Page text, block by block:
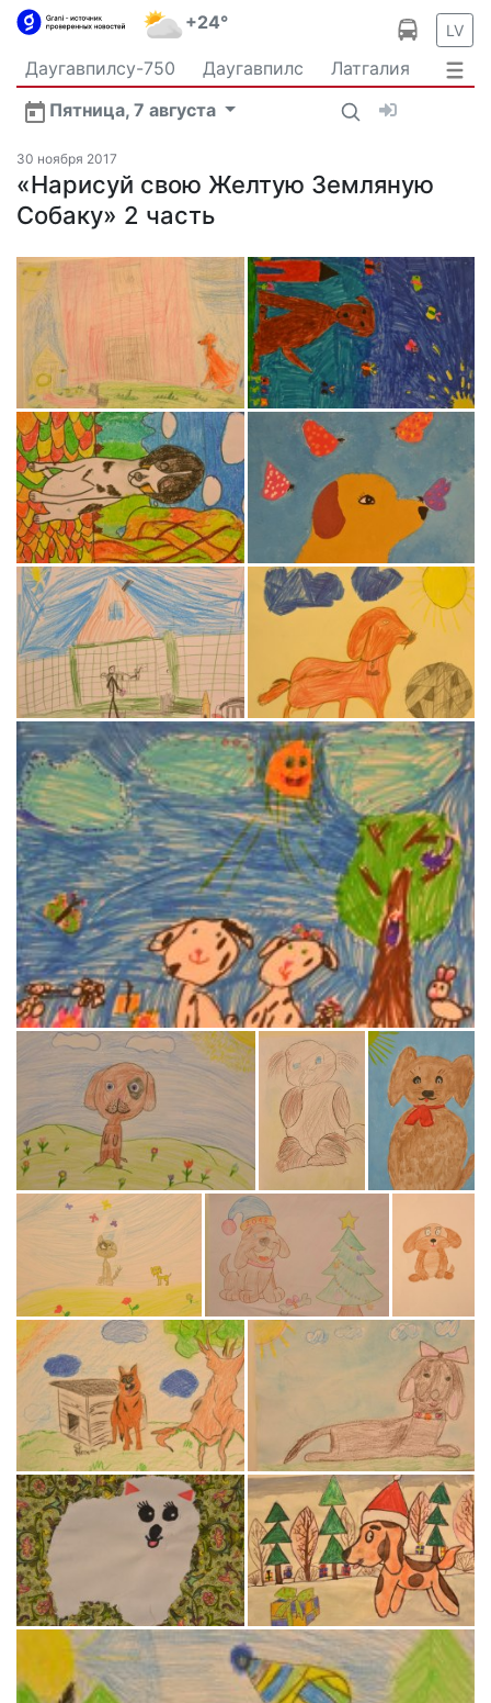
+24° LV
Даугавпилсу-750 Даугавпилс
Латгалия
Латвия
Политика Происшествия
Спорт
Общество
Пятница, 7 августа
Новости Даугавпилса
Транспорт
В мире
30 ноября 2017
«Нарисуй свою Желтую Земляную
Собаку» 2 часть